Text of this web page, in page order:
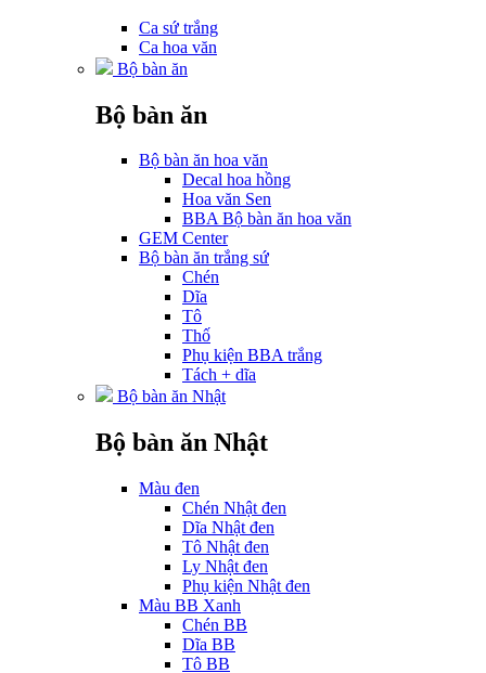
Ca sứ trắng
Ca hoa văn
Bộ bàn ăn
Bộ bàn ăn
Bộ bàn ăn hoa văn
Decal hoa hồng
Hoa văn Sen
BBA Bộ bàn ăn hoa văn
GEM Center
Bộ bàn ăn trắng sứ
Chén
Dĩa
Tô
Thố
Phụ kiện BBA trắng
Tách + dĩa
Bộ bàn ăn Nhật
Bộ bàn ăn Nhật
Màu đen
Chén Nhật đen
Dĩa Nhật đen
Tô Nhật đen
Ly Nhật đen
Phụ kiện Nhật đen
Màu BB Xanh
Chén BB
Dĩa BB
Tô BB